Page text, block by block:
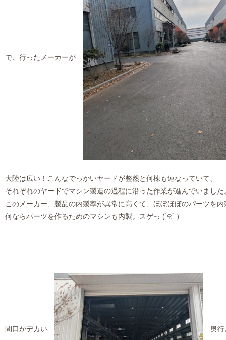
で、行ったメーカーが
大陸は広い！こんなでっかいヤードが整然と何棟も連なっていて、
それぞれのヤードでマシン製造の過程に沿った作業が進んでいました
このメーカー、製品の内製率が異常に高くて、ほぼほぼのパーツを内
何ならパーツを作るためのマシンも内製。スゲっ (˚ଳ˚ )
間口がデカい 奥